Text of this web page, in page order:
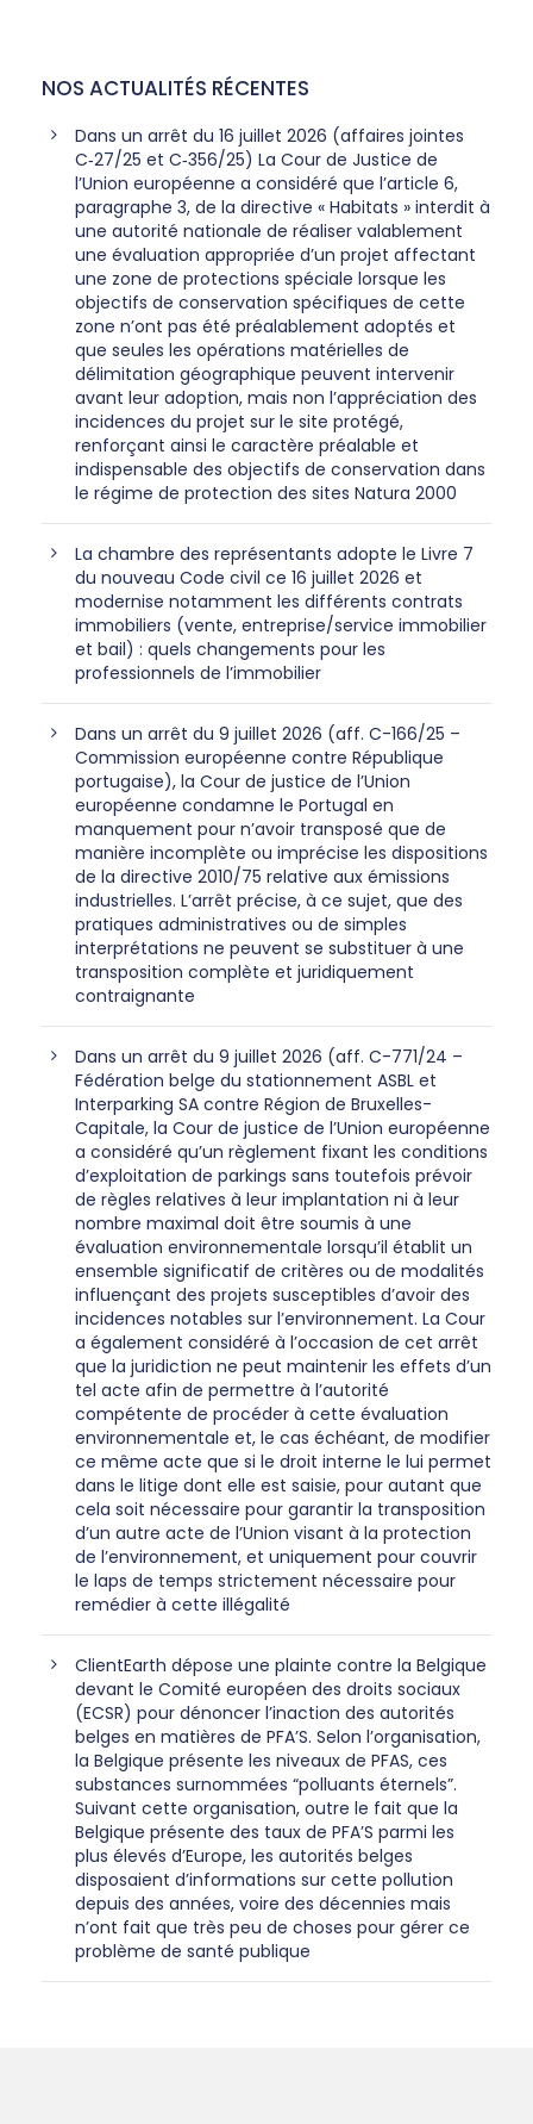
NOS ACTUALITÉS RÉCENTES
Dans un arrêt du 16 juillet 2026 (affaires jointes
C‑27/25 et C‑356/25) La Cour de Justice de
l’Union européenne a considéré que l’article 6,
paragraphe 3, de la directive « Habitats » interdit à
une autorité nationale de réaliser valablement
une évaluation appropriée d’un projet affectant
une zone de protections spéciale lorsque les
objectifs de conservation spécifiques de cette
zone n’ont pas été préalablement adoptés et
que seules les opérations matérielles de
délimitation géographique peuvent intervenir
avant leur adoption, mais non l’appréciation des
incidences du projet sur le site protégé,
renforçant ainsi le caractère préalable et
indispensable des objectifs de conservation dans
le régime de protection des sites Natura 2000
La chambre des représentants adopte le Livre 7
du nouveau Code civil ce 16 juillet 2026 et
modernise notamment les différents contrats
immobiliers (vente, entreprise/service immobilier
et bail) : quels changements pour les
professionnels de l’immobilier
Dans un arrêt du 9 juillet 2026 (aff. C-166/25 –
Commission européenne contre République
portugaise), la Cour de justice de l’Union
européenne condamne le Portugal en
manquement pour n’avoir transposé que de
manière incomplète ou imprécise les dispositions
de la directive 2010/75 relative aux émissions
industrielles. L’arrêt précise, à ce sujet, que des
pratiques administratives ou de simples
interprétations ne peuvent se substituer à une
transposition complète et juridiquement
contraignante
Dans un arrêt du 9 juillet 2026 (aff. C-771/24 –
Fédération belge du stationnement ASBL et
Interparking SA contre Région de Bruxelles-
Capitale, la Cour de justice de l’Union européenne
a considéré qu’un règlement fixant les conditions
d’exploitation de parkings sans toutefois prévoir
de règles relatives à leur implantation ni à leur
nombre maximal doit être soumis à une
évaluation environnementale lorsqu’il établit un
ensemble significatif de critères ou de modalités
influençant des projets susceptibles d’avoir des
incidences notables sur l’environnement. La Cour
a également considéré à l’occasion de cet arrêt
que la juridiction ne peut maintenir les effets d’un
tel acte afin de permettre à l’autorité
compétente de procéder à cette évaluation
environnementale et, le cas échéant, de modifier
ce même acte que si le droit interne le lui permet
dans le litige dont elle est saisie, pour autant que
cela soit nécessaire pour garantir la transposition
d’un autre acte de l’Union visant à la protection
de l’environnement, et uniquement pour couvrir
le laps de temps strictement nécessaire pour
remédier à cette illégalité
ClientEarth dépose une plainte contre la Belgique
devant le Comité européen des droits sociaux
(ECSR) pour dénoncer l’inaction des autorités
belges en matières de PFA’S. Selon l’organisation,
la Belgique présente les niveaux de PFAS, ces
substances surnommées “polluants éternels”.
Suivant cette organisation, outre le fait que la
Belgique présente des taux de PFA’S parmi les
plus élevés d’Europe, les autorités belges
disposaient d’informations sur cette pollution
depuis des années, voire des décennies mais
n’ont fait que très peu de choses pour gérer ce
problème de santé publique